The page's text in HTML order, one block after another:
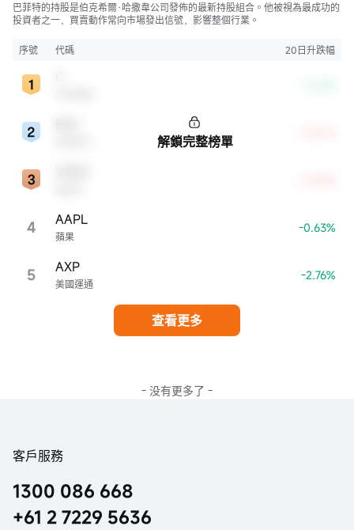
巴菲特的持股是伯克希爾·哈撒韋公司發佈的最新持股組合。他被視為最成功的
投資者之一，買賣動作常向市場發出信號，影響整個行業。
序號 代碼 20日升跌幅
4 蘋果
AAPL -0.63%
5 美國運通
AXP -2.76%
解鎖完整榜單
查看更多
- 没有更多了 -
客戶服務
1300 086 668
+61 2 7229 5636